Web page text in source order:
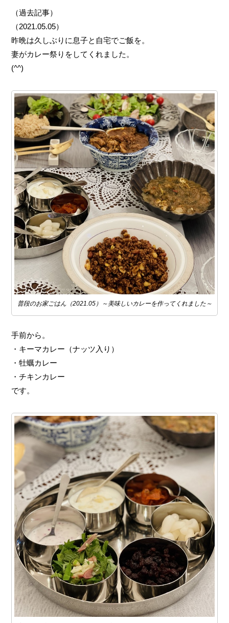
（過去記事）
（2021.05.05）
昨晩は久しぶりに息子と自宅でご飯を。
妻がカレー祭りをしてくれました。
(^^)
普段のお家ごはん（2021.05）～美味しいカレーを作ってくれました～
手前から。
・キーマカレー（ナッツ入り）
・牡蠣カレー
・チキンカレー
です。